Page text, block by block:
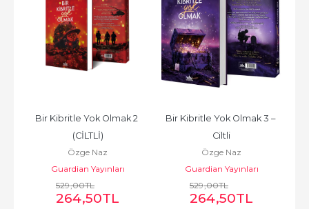
Bir Kibritle Yok Olmak 2
(CİLTLİ)
Özge Naz
Guardian Yayınları
529,00TL
264,50TL
Bir Kibritle Yok Olmak 3 –
Ciltli
Özge Naz
Guardian Yayınları
529,00TL
264,50TL